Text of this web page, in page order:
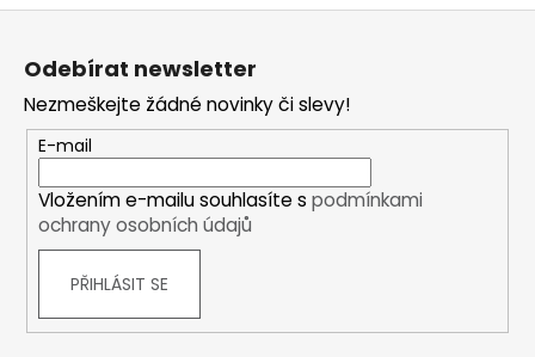
Z
Odebírat newsletter
Nezmeškejte žádné novinky či slevy!
E-mail
Vložením e-mailu souhlasíte s podmínkami
ochrany osobních údajů
PŘIHLÁSIT SE